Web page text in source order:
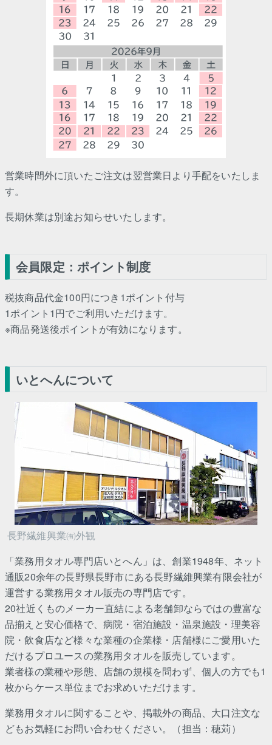
営業時間外に頂いたご注文は翌営業日より手配をいたしま
す。
長期休業は別途お知らせいたします。
会員限定：ポイント制度
税抜商品代金100円につき1ポイント付与
1ポイント1円でご利用いただけます。
※商品発送後ポイントが有効になります。
いとへんについて
長野繊維興業㈲外観
「業務用タオル専門店いとへん」は、創業1948年、ネット
通販20余年の長野県長野市にある長野繊維興業有限会社が
運営する業務用タオル販売の専門店です。
20社近くものメーカー直結による老舗卸ならではの豊富な
品揃えと安心価格で、病院・宿泊施設・温泉施設・理美容
院・飲食店など様々な業種の企業様・店舗様にご愛用いた
だけるプロユースの業務用タオルを販売しています。
業者様の業種や形態、店舗の規模を問わず、個人の方でも1
枚からケース単位までお求めいただけます。
業務用タオルに関することや、掲載外の商品、大口注文な
どもお気軽にお問い合わせください。（担当：穂苅）